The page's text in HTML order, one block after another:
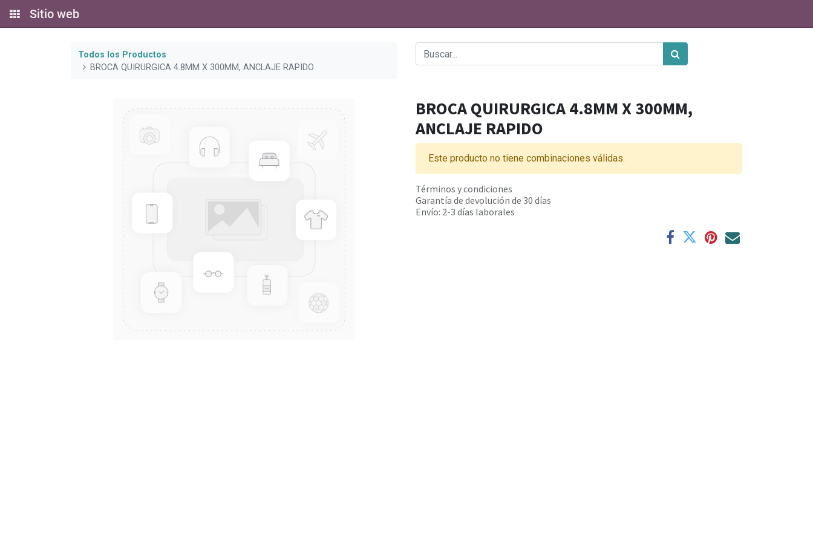
Sitio web
Todos los Productos
BROCA QUIRURGICA 4.8MM X 300MM, ANCLAJE RAPIDO
BROCA QUIRURGICA 4.8MM X 300MM,
ANCLAJE RAPIDO
Este producto no tiene combinaciones válidas.
Términos y condiciones
Garantía de devolución de 30 días
Envío: 2-3 días laborales